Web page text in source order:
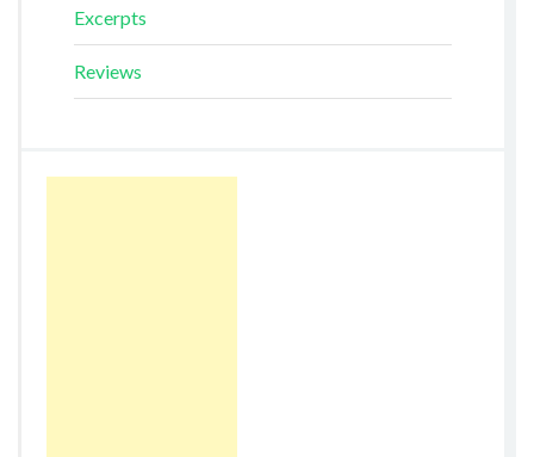
Excerpts
Reviews